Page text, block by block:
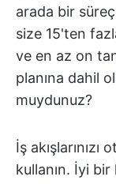
arada bir süreç
size 15'ten
ve en az on
planına dahil
muydunuz?
İş
kullanın. İyi